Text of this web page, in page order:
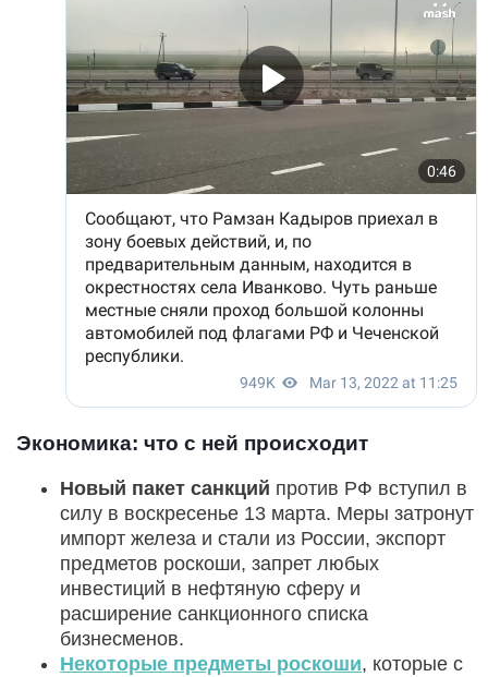
Экономика: что с ней происходит
Новый пакет санкций против РФ вступил в
силу в воскресенье 13 марта. Меры затронут
импорт железа и стали из России, экспорт
предметов роскоши, запрет любых
инвестиций в нефтяную сферу и
расширение санкционного списка
бизнесменов.
Некоторые предметы роскоши, которые с